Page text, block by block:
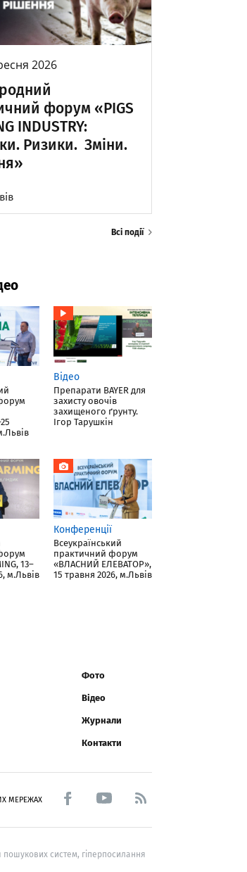
2026
форум «PIGS
INDUSTRY:
Ризики. Зміни.
Всі події
Відео
Препарати BAYER для
захисту овочів
захищеного ґрунту.
Ігор Тарушкін
13–
м.Львів
Конференції
Всеукраїнський
практичний форум
«ВЛАСНИЙ ЕЛЕВАТОР»,
15 травня 2026, м.Львів
Фото
Відео
Журнали
Контакти
МЕРЕЖАХ
систем, гіперпосилання